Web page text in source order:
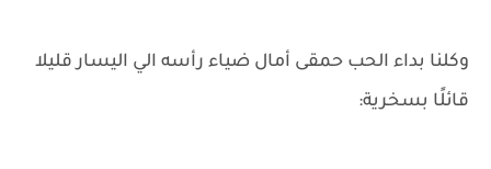
وكلنا بداء الحب حمقى أمال ضياء رأسه الي اليسار قليلا
قائلًا بسخرية: